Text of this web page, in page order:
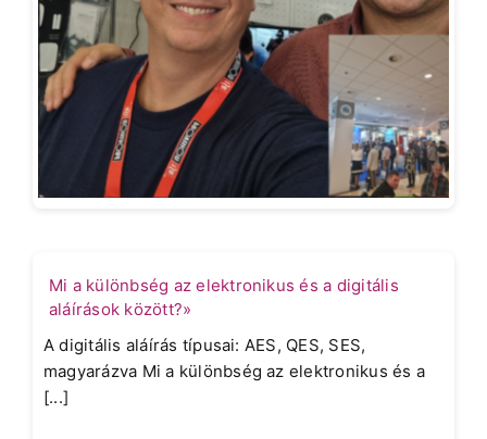
Mi a különbség az elektronikus és a digitális
aláírások között?»
A digitális aláírás típusai: AES, QES, SES,
magyarázva Mi a különbség az elektronikus és a
[...]